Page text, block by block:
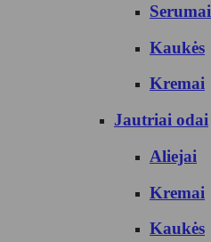
Serumai
Kaukės
Kremai
Jautriai odai
Aliejai
Kremai
Kaukės